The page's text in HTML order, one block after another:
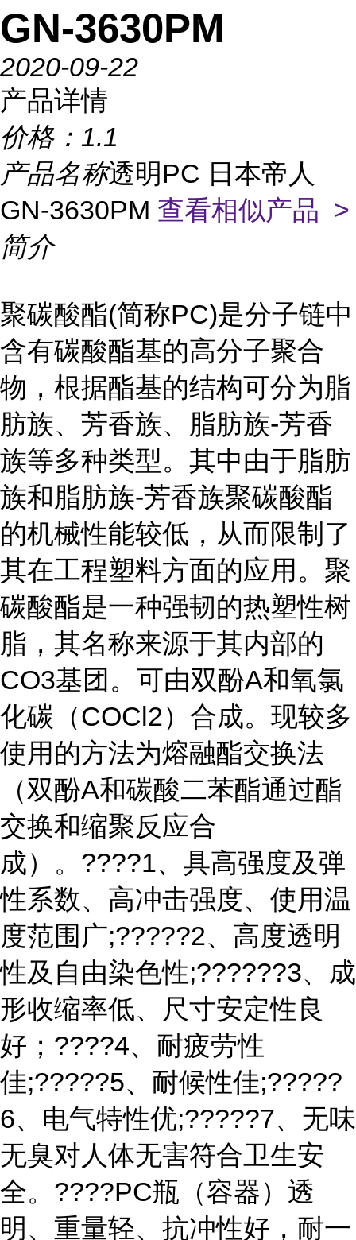
GN-3630PM
2020-09-22
产品详情
价格： 1.1
产品名称透明PC 日本帝人
GN-3630PM 查看相似产品 >
简介
聚碳酸酯(简称PC)是分子链中
含有碳酸酯基的高分子聚合
物，根据酯基的结构可分为脂
肪族、芳香族、脂肪族-芳香
族等多种类型。其中由于脂肪
族和脂肪族-芳香族聚碳酸酯
的机械性能较低，从而限制了
其在工程塑料方面的应用。聚
碳酸酯是一种强韧的热塑性树
脂，其名称来源于其内部的
CO3基团。可由双酚A和氧氯
化碳（COCl2）合成。现较多
使用的方法为熔融酯交换法
（双酚A和碳酸二苯酯通过酯
交换和缩聚反应合
成）。????1、具高强度及弹
性系数、高冲击强度、使用温
度范围广;?????2、高度透明
性及自由染色性;??????3、成
形收缩率低、尺寸安定性良
好；????4、耐疲劳性
佳;?????5、耐候性佳;?????
6、电气特性优;?????7、无味
无臭对人体无害符合卫生安
全。????PC瓶（容器）透
明、重量轻、抗冲性好，耐一